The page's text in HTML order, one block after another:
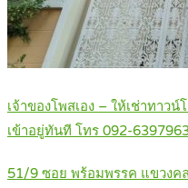
เจ้าของโพสเอง – ให้เช่าทาว
เข้าอยู่ทันที โทร 092-
51/9 ซอย พร้อมพรรค แขวงค